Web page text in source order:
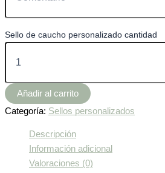
Sello de caucho personalizado cantidad
Añadir al carrito
Categoría: Sellos personalizados
Descripción
Información adicional
Valoraciones (0)